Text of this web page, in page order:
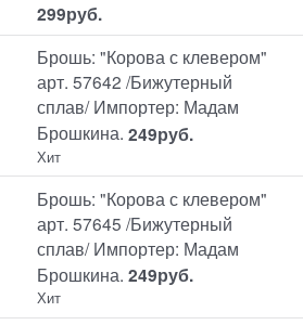
299руб.
Брошь: "Корова с клевером"
арт. 57642 /Бижутерный
сплав/ Импортер: Мадам
Брошкина. 249руб.
Хит
Брошь: "Корова с клевером"
арт. 57645 /Бижутерный
сплав/ Импортер: Мадам
Брошкина. 249руб.
Хит